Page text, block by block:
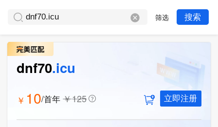
筛选 搜索
dnf70.icu
￥ 10/首年 ￥125 立即注册